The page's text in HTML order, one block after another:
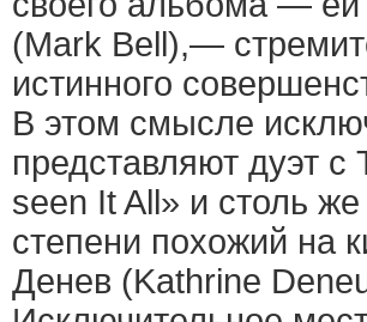
(Mark Bell),—
истинного
В этом смысле
представляют дуэт
seen It All» и столь
степени похожий на
Денев (Kathrine